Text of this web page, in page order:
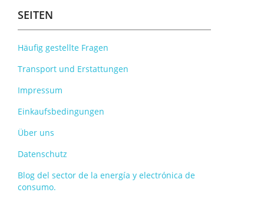
SEITEN
Häufig gestellte Fragen
Transport und Erstattungen
Impressum
Einkaufsbedingungen
Über uns
Datenschutz
Blog del sector de la energía y electrónica de
consumo.